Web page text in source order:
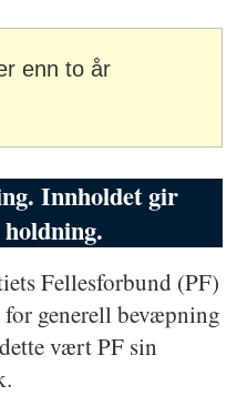
enn to år
Innholdet gir
Fellesforbund (PF)
generell bevæpning
vært PF sin